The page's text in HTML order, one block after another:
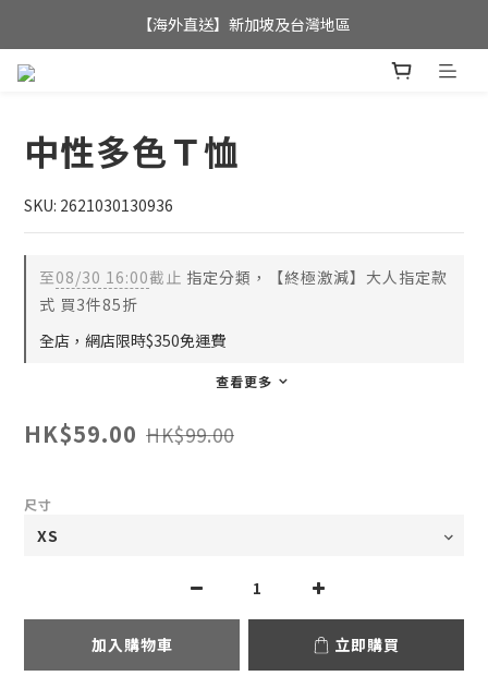
全店滿$350，即可享港澳地區免運費;
【海外直送】新加坡及台灣地區
中性多色Ｔ恤
SKU: 2621030130936
至08/30 16:00截止 指定分類，【終極激減】大人指定款
式 買3件85折
全店，網店限時$350免運費
查看更多
HK$59.00 HK$99.00
尺寸
加入購物車 立即購買